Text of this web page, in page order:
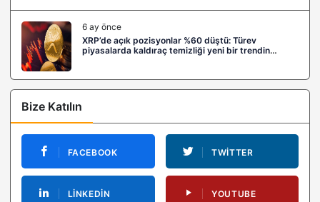
6 ay önce
XRP’de açık pozisyonlar %60 düştü: Türev
piyasalarda kaldıraç temizliği yeni bir trendin
Bize Katılın
FACEBOOK TWITTER
LINKEDIN YOUTUBE